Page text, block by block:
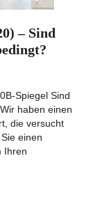
– Sind
Spiegel Sind
haben einen
die versucht
einen
Ihren